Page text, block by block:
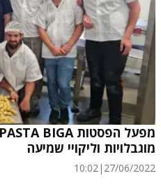
מוגבלויות וליקויי שמיעה
27/06/2022
|
10:02